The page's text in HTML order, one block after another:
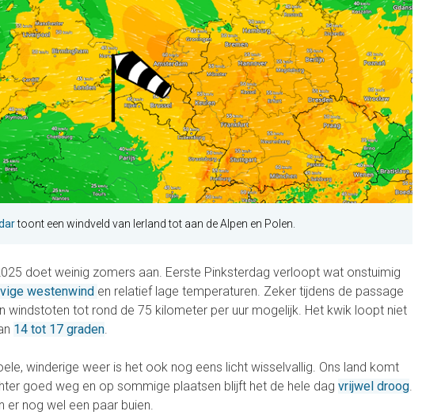
toont een windveld van Ierland tot aan de Alpen en Polen.
doet weinig zomers aan. Eerste Pinksterdag verloopt wat onstuimig
westenwind en relatief lage temperaturen. Zeker tijdens de passage
windstoten tot rond de 75 kilometer per uur mogelijk. Het kwik loopt niet
14 tot 17 graden.
winderige weer is het ook nog eens licht wisselvallig. Ons land komt
goed weg en op sommige plaatsen blijft het de hele dag vrijwel droog.
er nog wel een paar buien.